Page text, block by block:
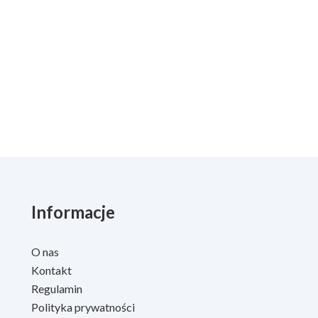
Informacje
O nas
Kontakt
Regulamin
Polityka prywatności